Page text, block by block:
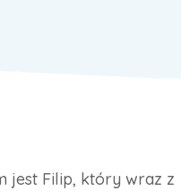
jest Filip, który wraz z